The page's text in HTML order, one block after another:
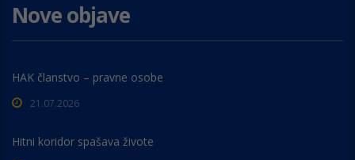
Nove objave
HAK članstvo – pravne osobe
21.07.2026
Hitni koridor spašava živote